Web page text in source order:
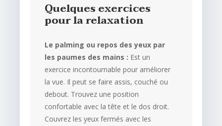
Quelques exercices
pour la relaxation
Le palming ou repos des yeux par
les paumes des mains : Est un
exercice incontournable pour améliorer
la vue. Il peut se faire assis, couché ou
debout. Trouvez une position
confortable avec la tête et le dos droit.
Couvrez les yeux fermés avec les